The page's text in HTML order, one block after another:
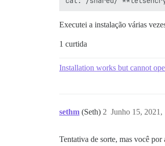
Executei a instalação várias
1 curtida
Installation works but cannot
sethm (Seth) Junho 15, 2021,
2
Tentativa de sorte, mas você